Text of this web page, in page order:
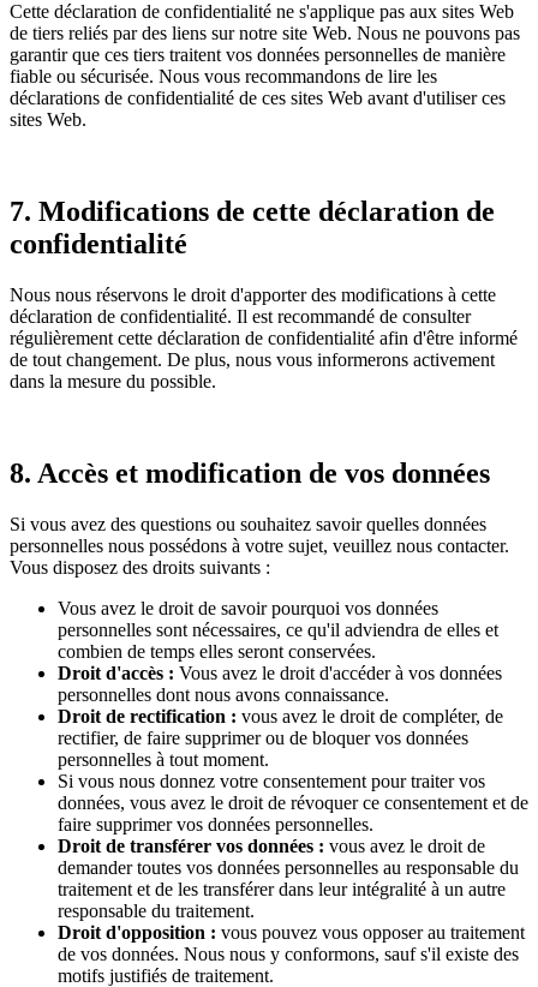
Cette déclaration de confidentialité ne s'applique pas aux sites Web
de tiers reliés par des liens sur notre site Web. Nous ne pouvons pas
garantir que ces tiers traitent vos données personnelles de manière
fiable ou sécurisée. Nous vous recommandons de lire les
déclarations de confidentialité de ces sites Web avant d'utiliser ces
sites Web.
7. Modifications de cette déclaration de
confidentialité
Nous nous réservons le droit d'apporter des modifications à cette
déclaration de confidentialité. Il est recommandé de consulter
régulièrement cette déclaration de confidentialité afin d'être informé
de tout changement. De plus, nous vous informerons activement
dans la mesure du possible.
8. Accès et modification de vos données
Si vous avez des questions ou souhaitez savoir quelles données
personnelles nous possédons à votre sujet, veuillez nous contacter.
Vous disposez des droits suivants :
Vous avez le droit de savoir pourquoi vos données
personnelles sont nécessaires, ce qu'il adviendra de elles et
combien de temps elles seront conservées.
Droit d'accès : Vous avez le droit d'accéder à vos données
personnelles dont nous avons connaissance.
Droit de rectification : vous avez le droit de compléter, de
rectifier, de faire supprimer ou de bloquer vos données
personnelles à tout moment.
Si vous nous donnez votre consentement pour traiter vos
données, vous avez le droit de révoquer ce consentement et de
faire supprimer vos données personnelles.
Droit de transférer vos données : vous avez le droit de
demander toutes vos données personnelles au responsable du
traitement et de les transférer dans leur intégralité à un autre
responsable du traitement.
Droit d'opposition : vous pouvez vous opposer au traitement
de vos données. Nous nous y conformons, sauf s'il existe des
motifs justifiés de traitement.